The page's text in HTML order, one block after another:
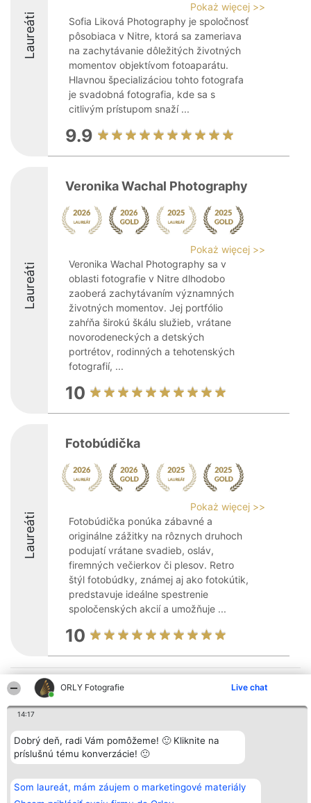
ORLY Fotografie Live chat
14:17
Dobrý deň, radi Vám pomôžeme! 🙂 Kliknite na
príslušnú tému konverzácie! 🙂
Som laureát, mám záujem o marketingové materiály
Laureáti
Pokaż więcej >>
Sofia Liková Photography je spoločnosť
pôsobiaca v Nitre, ktorá sa zameriava
na zachytávanie dôležitých životných
momentov objektívom fotoaparátu.
Hlavnou špecializáciou tohto fotografa
je svadobná fotografia, kde sa s
citlivým prístupom snaží ...
9.9
Laureáti
Veronika Wachal Photography
Pokaż więcej >>
Veronika Wachal Photography sa v
oblasti fotografie v Nitre dlhodobo
zaoberá zachytávaním významných
životných momentov. Jej portfólio
zahŕňa širokú škálu služieb, vrátane
novorodeneckých a detských
portrétov, rodinných a tehotenských
fotografií, ...
10
Laureáti
Fotobúdička
Pokaż więcej >>
Fotobúdička ponúka zábavné a
originálne zážitky na rôznych druhoch
podujatí vrátane svadieb, osláv,
firemných večierkov či plesov. Retro
štýl fotobúdky, známej aj ako fotokútik,
predstavuje ideálne spestrenie
spoločenských akcií a umožňuje ...
10
Organizátor hodnotenia
Bright Side Solutions sp. z o.
o. sp. k.
ul. Ruska 22
KRS 0000749100 | Regon
381313360 | NIP 8943132676
+48 508 492 400
Lista
Podmienky
Obchodné
podmienky
Zásady
ochrany
osobných
Kontakt